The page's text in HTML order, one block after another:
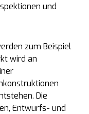
und
zum Beispiel
wird an
Die
Entwurfs- und